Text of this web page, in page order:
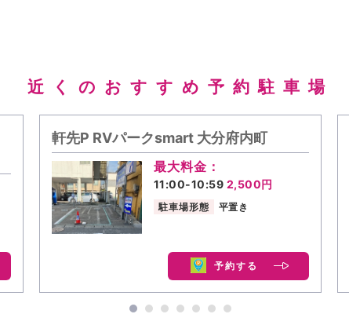
近くのおすすめ予約駐車場
軒先P RVパークsmart 大分府内町
最大料金：
11:00-10:59 2,500円
駐車場形態 平置き
予約する